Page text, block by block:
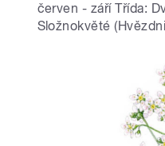
červen - září Třída:
Složnokvěté